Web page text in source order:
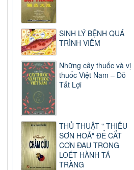
SINH LÝ BỆNH QUÁ
TRÌNH VIÊM
Những cây thuốc và vị
thuốc Việt Nam – Đỗ
Tất Lợi
THỦ THUẬT " THIÊU
SƠN HOẢ" ĐỂ CẮT
CƠN ĐAU TRONG
LOÉT HÀNH TÁ
TRÀNG